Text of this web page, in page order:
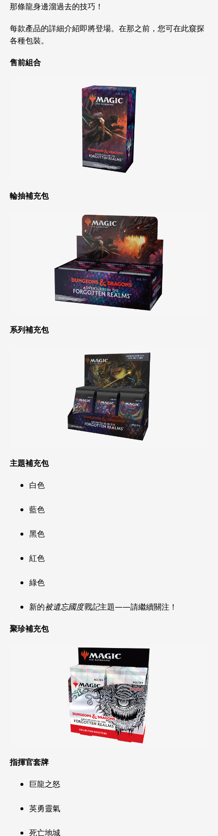
那條龍身邊溜過去的技巧！
每款產品的詳細介紹即將登場。在那之前，您可在此窺探
各種包裝。
售前組合
輪抽補充包
系列補充包
主題補充包
白色
藍色
黑色
紅色
綠色
新的被遺忘國度戰記主題——請繼續關注！
聚珍補充包
指揮官套牌
巨龍之怒
英勇靈氣
死亡地城